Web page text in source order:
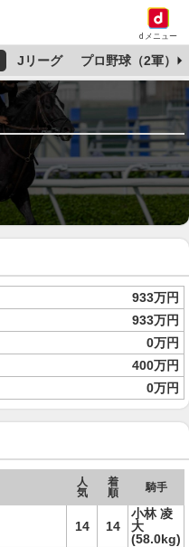
dメニュー
Jリーグ プロ野球（2軍）
933万円
933万円
0万円
400万円
0万円
人
気
着
順
騎手
14 14
小林 凌
大
(58.0kg)